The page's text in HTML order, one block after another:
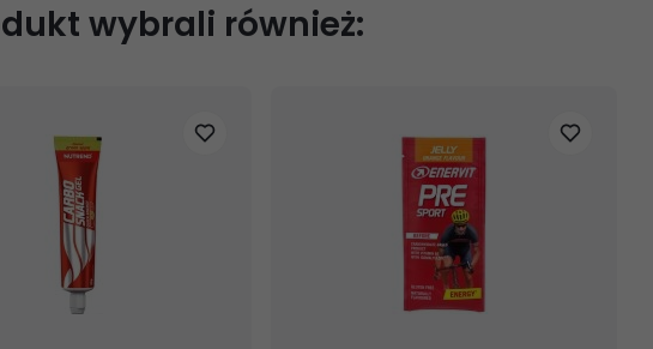
wybrali również: